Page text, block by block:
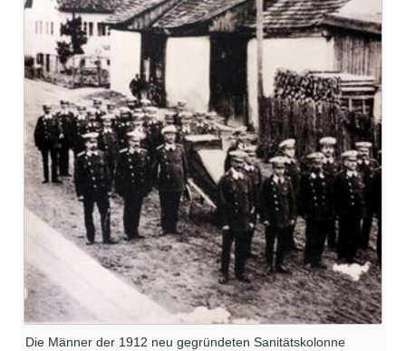
Die Männer der 1912 neu gegründeten Sanitätskolonne